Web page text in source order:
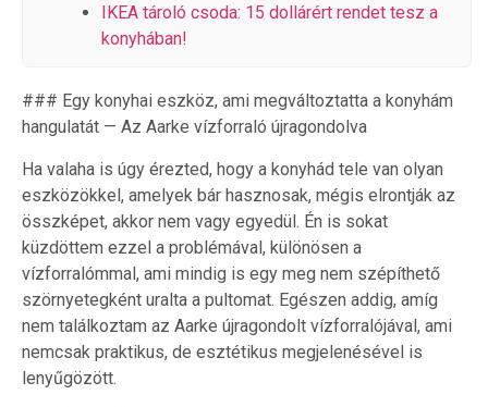
IKEA tároló csoda: 15 dollárért rendet tesz a
konyhában!
### Egy konyhai eszköz, ami megváltoztatta a konyhám
hangulatát — Az Aarke vízforraló újragondolva
Ha valaha is úgy érezted, hogy a konyhád tele van olyan
eszközökkel, amelyek bár hasznosak, mégis elrontják az
összképet, akkor nem vagy egyedül. Én is sokat
küzdöttem ezzel a problémával, különösen a
vízforralómmal, ami mindig is egy meg nem szépíthető
szörnyetegként uralta a pultomat. Egészen addig, amíg
nem találkoztam az Aarke újragondolt vízforralójával, ami
nemcsak praktikus, de esztétikus megjelenésével is
lenyűgözött.